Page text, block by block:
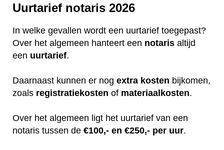
Uurtarief notaris 2026
In welke gevallen wordt een uurtarief toegepast?
Over het algemeen hanteert een notaris altijd
een uurtarief.
Daarnaast kunnen er nog extra kosten bijkomen,
zoals registratiekosten of materiaalkosten.
Over het algemeen ligt het uurtarief van een
notaris tussen de €100,- en €250,- per uur.